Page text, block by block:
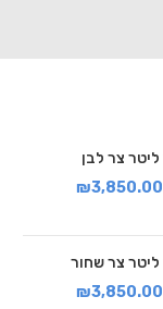
₪3,850.00
₪3,850.00